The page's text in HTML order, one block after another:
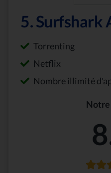
5. Surfshark
Torrenting
Netflix
Nombre illimité
Notre